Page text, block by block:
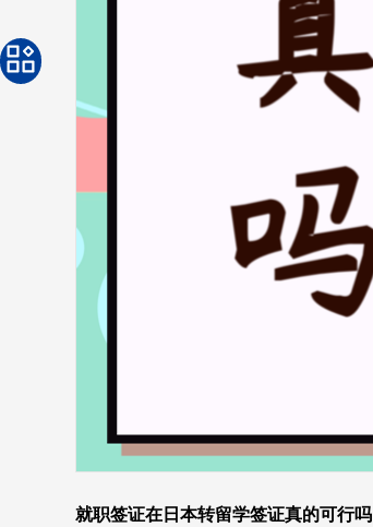
就职签证在日本转留学签证真的可行吗